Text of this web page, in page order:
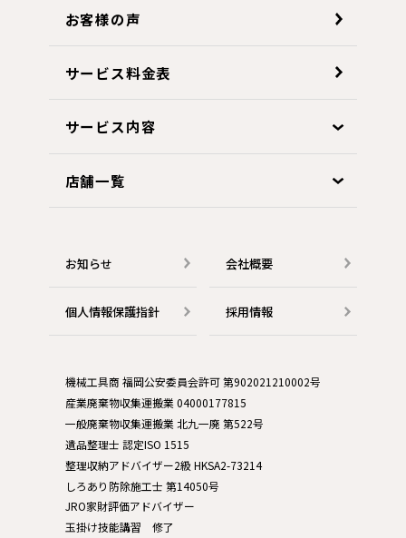
お客様の声
サービス料金表
サービス内容
店舗一覧
お知らせ 会社概要
個人情報保護指針 採用情報
機械工具商 福岡公安委員会許可 第902021210002号
産業廃棄物収集運搬業 04000177815
一般廃棄物収集運搬業 北九一廃 第522号
遺品整理士 認定ISO 1515
整理収納アドバイザー2級 HKSA2-73214
しろあり防除施工士 第14050号
JRO家財評価アドバイザー
玉掛け技能講習 修了